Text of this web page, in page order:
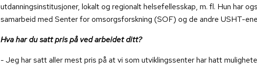
utdanningsinstitusjoner, lokalt og regionalt helsefellesskap, m. fl. Hun har
samarbeid med Senter for omsorgsforskning (SOF) og de andre USHT-
Hva har du satt pris på ved arbeidet ditt?
- Jeg har satt aller mest pris på at vi som utviklingssenter har hatt